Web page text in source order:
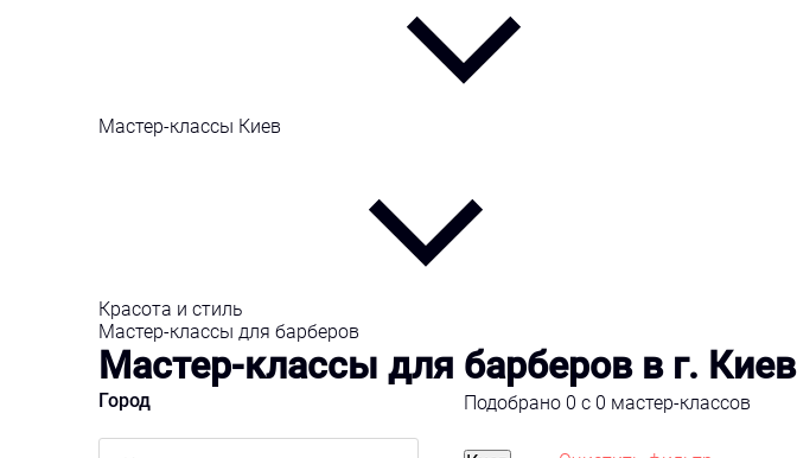
Мастер-классы Киев
Красота и стиль
Мастер-классы для барберов
Мастер-классы для барберов в г. Киев
Город Подобрано 0 с 0 мастер-классов